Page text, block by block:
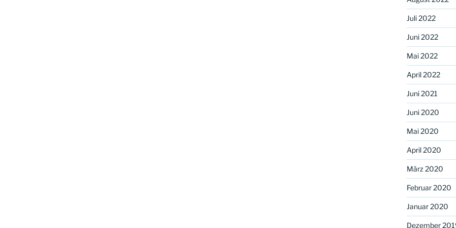
Juli 2022
Juni 2022
Mai 2022
April 2022
Juni 2021
Juni 2020
Mai 2020
April 2020
März 2020
Februar 2020
Januar 2020
Dezember